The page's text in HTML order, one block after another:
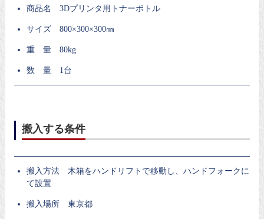
商品名 3Dプリンタ用トナーボトル
サイズ 800×300×300㎜
重 量 80kg
数 量 1台
搬入する条件
搬入方法 木箱をハンドリフトで移動し、ハンドフォークに
て設置
搬入場所 東京都